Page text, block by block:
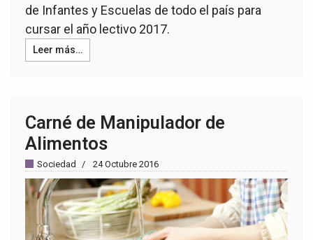
de Infantes y Escuelas de todo el país para
cursar el año lectivo 2017.
Leer más…
Carné de Manipulador de
Alimentos
Sociedad 24 Octubre 2016